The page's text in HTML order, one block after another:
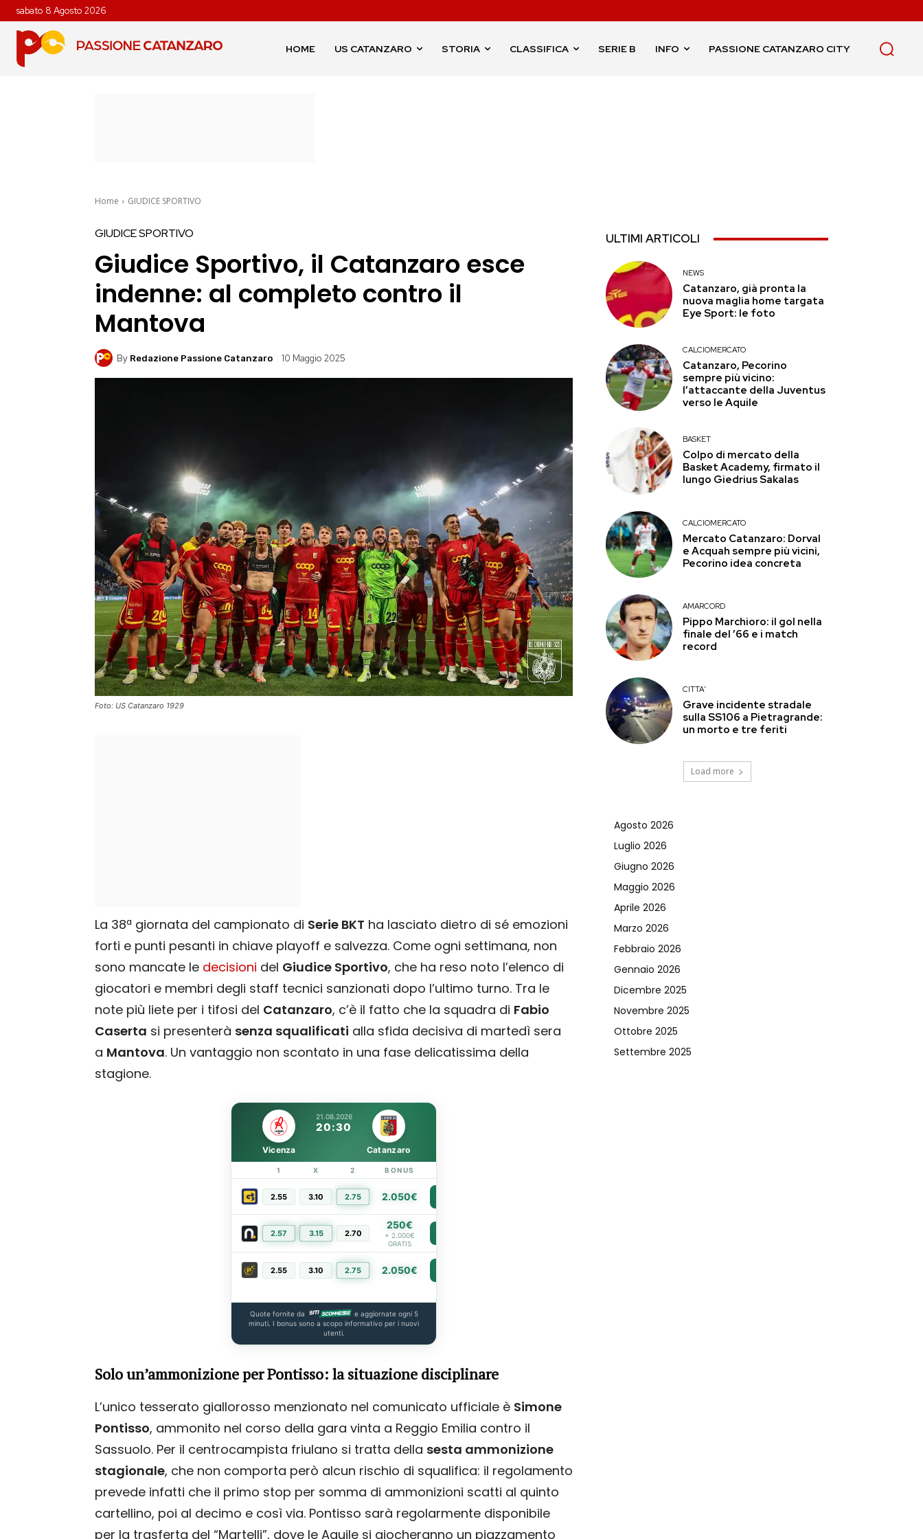
sabato 8 Agosto 2026
HOME US CATANZARO STORIA CLASSIFICA SERIE B INFO PASSIONE CATANZARO CITY
Home GIUDICE SPORTIVO
GIUDICE SPORTIVO
Giudice Sportivo, il Catanzaro esce
indenne: al completo contro il
Mantova
By Redazione Passione Catanzaro 10 Maggio 2025
Foto: US Catanzaro 1929
La 38ª giornata del campionato di Serie BKT ha lasciato dietro di sé emozioni
forti e punti pesanti in chiave playoff e salvezza. Come ogni settimana, non
sono mancate le decisioni del Giudice Sportivo, che ha reso noto l’elenco di
giocatori e membri degli staff tecnici sanzionati dopo l’ultimo turno. Tra le
note più liete per i tifosi del Catanzaro, c’è il fatto che la squadra di Fabio
Caserta si presenterà senza squalificati alla sfida decisiva di martedì sera
a Mantova. Un vantaggio non scontato in una fase delicatissima della
stagione.
21.08.2026
20:30
Vicenza Catanzaro
1 X 2 BONUS
2.55 3.10 2.75 2.050€
2.57 3.15 2.70
250€
+ 2.000€
GRATIS
2.55 3.10 2.75 2.050€
Quote fornite da
e aggiornate ogni 5
minuti. I bonus sono a scopo informativo per i nuovi
utenti.
Solo un’ammonizione per Pontisso: la situazione disciplinare
L’unico tesserato giallorosso menzionato nel comunicato ufficiale è Simone
Pontisso, ammonito nel corso della gara vinta a Reggio Emilia contro il
Sassuolo. Per il centrocampista friulano si tratta della sesta ammonizione
stagionale, che non comporta però alcun rischio di squalifica: il regolamento
prevede infatti che il primo stop per somma di ammonizioni scatti al quinto
cartellino, poi al decimo e così via. Pontisso sarà regolarmente disponibile
per la trasferta del “Martelli”, dove le Aquile si giocheranno un piazzamento
ULTIMI ARTICOLI
NEWS
Catanzaro, già pronta la
nuova maglia home targata
Eye Sport: le foto
CALCIOMERCATO
Catanzaro, Pecorino
sempre più vicino:
l’attaccante della Juventus
verso le Aquile
BASKET
Colpo di mercato della
Basket Academy, firmato il
lungo Giedrius Sakalas
CALCIOMERCATO
Mercato Catanzaro: Dorval
e Acquah sempre più vicini,
Pecorino idea concreta
AMARCORD
Pippo Marchioro: il gol nella
finale del ’66 e i match
record
CITTA'
Grave incidente stradale
sulla SS106 a Pietragrande:
un morto e tre feriti
Load more
Agosto 2026
Luglio 2026
Giugno 2026
Maggio 2026
Aprile 2026
Marzo 2026
Febbraio 2026
Gennaio 2026
Dicembre 2025
Novembre 2025
Ottobre 2025
Settembre 2025